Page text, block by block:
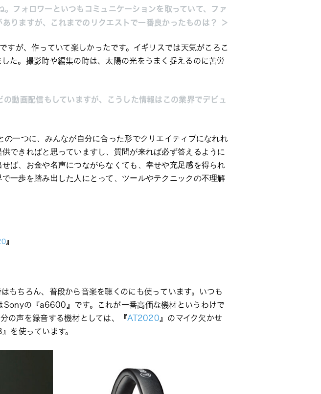
フォロワーといつもコミュニケーションを取っていて、ファ
りますが、これまでのリクエストで一番良かったものは？ ＞
すが、作っていて楽しかったです。イギリスでは天気がころこ
た。撮影時や編集の時は、太陽の光をうまく捉えるのに苦労
動画配信もしていますが、こうした情報はこの業界でデビュ
一つに、みんなが自分に合った形でクリエイティブになれれ
できればと思っていますし、質問が来れば必ず答えるように
ば、お金や名声につながらなくても、幸せや充足感を得られ
一歩を踏み出した人にとって、ツールやテクニックの不理解
』
もちろん、普段から音楽を聴くのにも使っています。いつも
Sonyの『a6600』です。これが一番高価な機材というわけで
の声を録音する機材としては、『AT2020』のマイク欠かせ
を使っています。